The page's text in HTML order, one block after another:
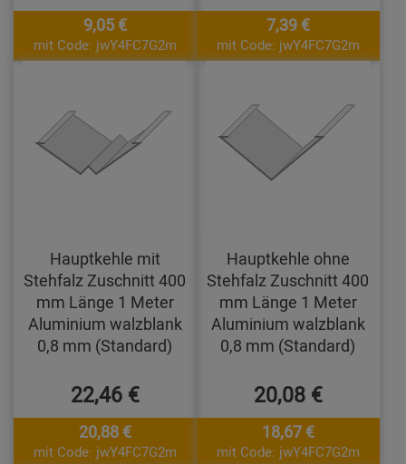
9,05 €
mit Code: jwY4FC7G2m
7,39 €
mit Code: jwY4FC7G2m
Hauptkehle mit
Stehfalz Zuschnitt 400
mm Länge 1 Meter
Aluminium walzblank
0,8 mm (Standard)
22,46 €
20,88 €
mit Code: jwY4FC7G2m
Hauptkehle ohne
Stehfalz Zuschnitt 400
mm Länge 1 Meter
Aluminium walzblank
0,8 mm (Standard)
20,08 €
18,67 €
mit Code: jwY4FC7G2m